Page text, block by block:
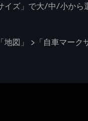
イズ」で大/中/小から
地図」 >「自車マー